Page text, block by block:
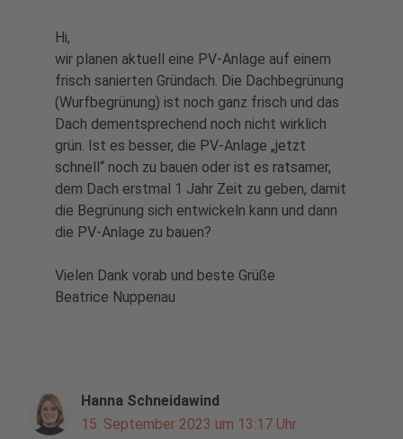
Hi,
wir planen aktuell eine PV-Anlage auf einem
frisch sanierten Gründach. Die Dachbegrünung
(Wurfbegrünung) ist noch ganz frisch und das
Dach dementsprechend noch nicht wirklich
grün. Ist es besser, die PV-Anlage „jetzt
schnell“ noch zu bauen oder ist es ratsamer,
dem Dach erstmal 1 Jahr Zeit zu geben, damit
die Begrünung sich entwickeln kann und dann
die PV-Anlage zu bauen?
Vielen Dank vorab und beste Grüße
Beatrice Nuppenau
Hanna Schneidawind
15. September 2023 um 13:17 Uhr